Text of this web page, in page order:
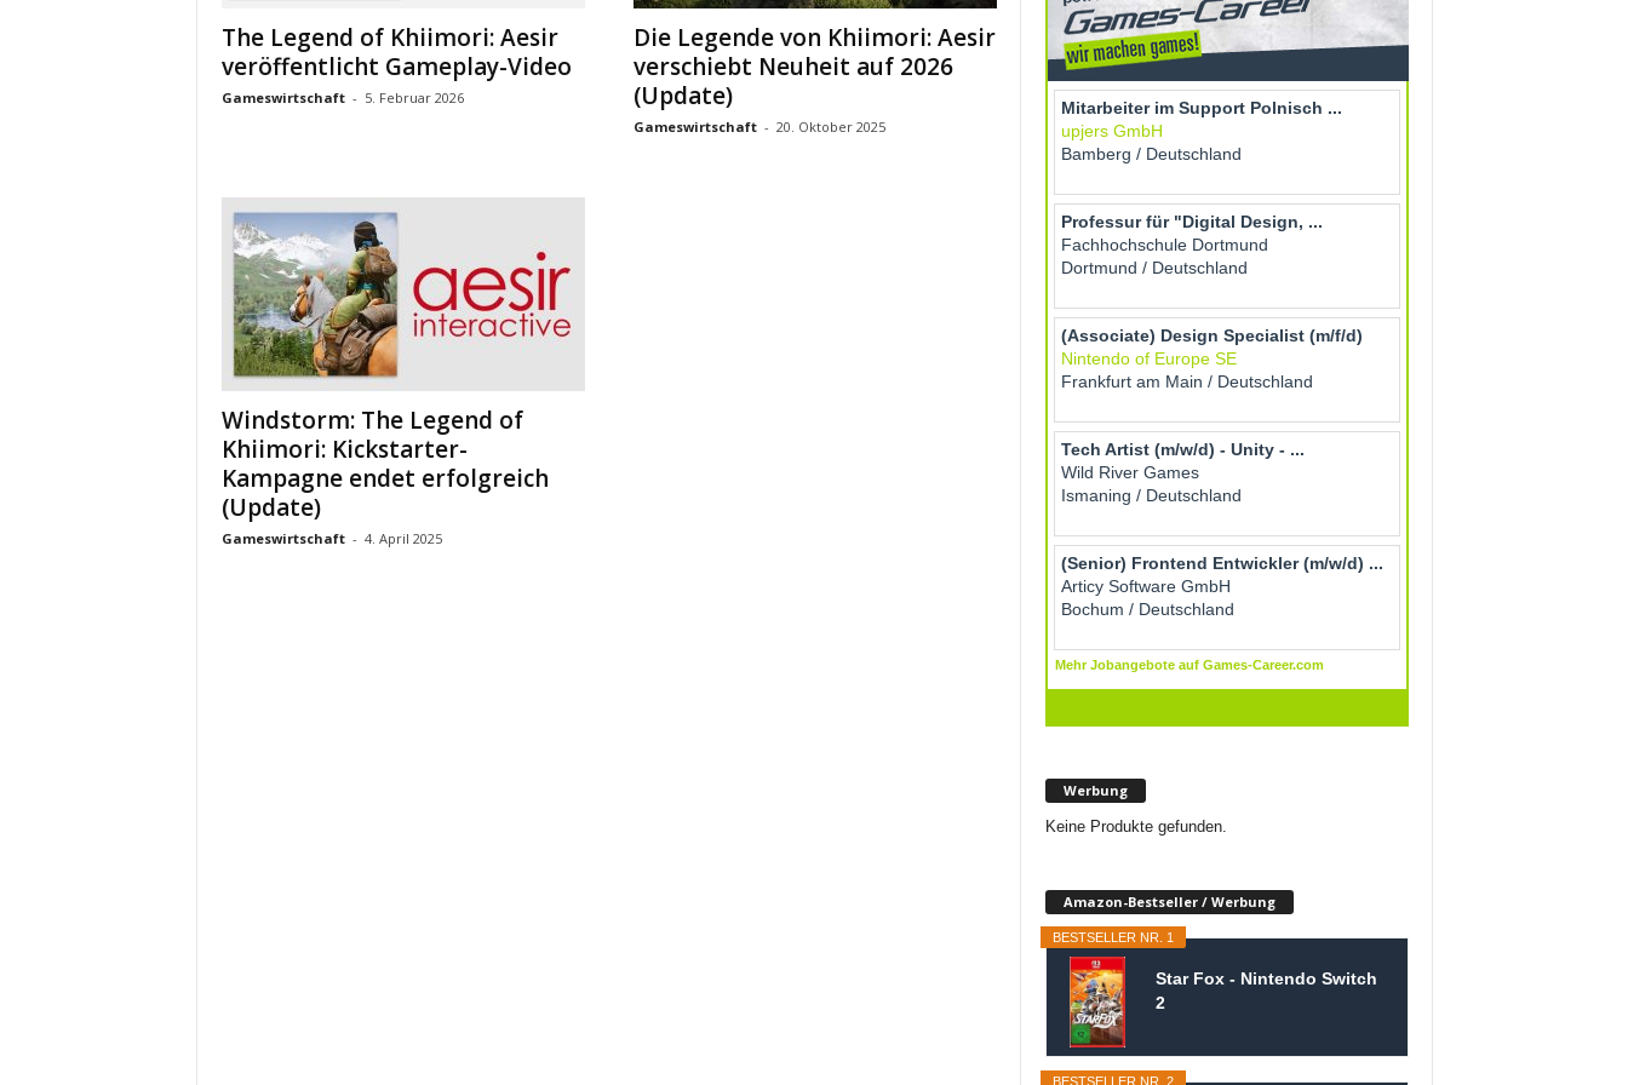
The Legend of Khiimori: Aesir
veröffentlicht Gameplay-Video
Gameswirtschaft - 5. Februar 2026
Die Legende von Khiimori: Aesir
verschiebt Neuheit auf 2026
(Update)
Gameswirtschaft - 20. Oktober 2025
Windstorm: The Legend of
Khiimori: Kickstarter-
Kampagne endet erfolgreich
(Update)
Gameswirtschaft - 4. April 2025
Werbung
Keine Produkte gefunden.
Amazon-Bestseller / Werbung
BESTSELLER NR. 1
Star Fox - Nintendo Switch
2
BESTSELLER NR. 2